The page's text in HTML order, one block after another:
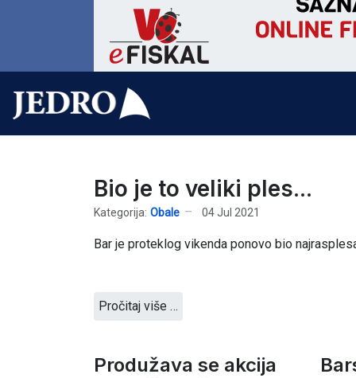
Bio je to veliki ples...
Kategorija: Obale 04 Jul 2021
Bar je proteklog vikenda ponovo bio
Pročitaj više …
Produžava se akcija